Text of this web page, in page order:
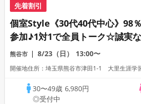
先着割引
個室Style《30代40代中心》98
参加♪1対1で全員トーク☆誠実
活パーティー
熊谷市 8/23（日） 13:00〜
開催地住所：埼玉県熊谷市津田1-1 大里生涯学
30〜49歳 6,980円
◎受付中